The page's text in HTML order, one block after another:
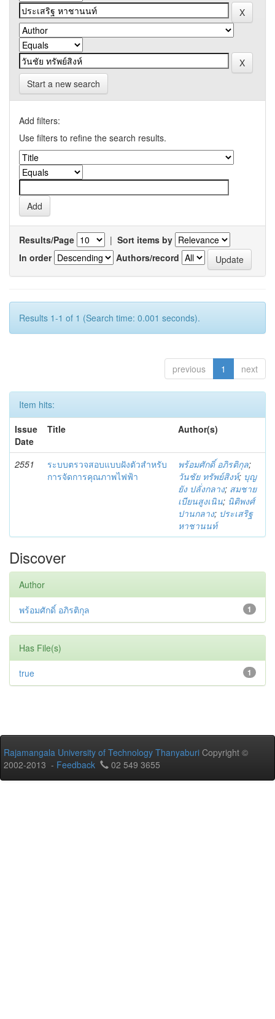
Start a new search
Add filters:
Use filters to refine the search results.
Results/Page | Sort items by
In order
Authors/record
Results 1-1 of 1 (Search time: 0.001 seconds).
previous 1 next
Item hits:
Issue
Date
Title Author(s)
2551
ระบบตรวจสอบแบบฝังตัวสำหรับ
การจัดการคุณภาพไฟฟ้า
พร้อมศักดิ์ อภิรติกุล;
วันชัย ทรัพย์สิงห์; บุญ
ยัง ปลั่งกลาง; สมชาย
เบียนสูงเนิน; นิติพงศ์
ปานกลาง; ประเสริฐ
หาชานนท์
Discover
Author
1
พร้อมศักดิ์ อภิรติกุล
Has File(s)
1
true
Rajamangala University of Technology Thanyaburi Copyright ©
2002-2013 - Feedback 02 549 3655